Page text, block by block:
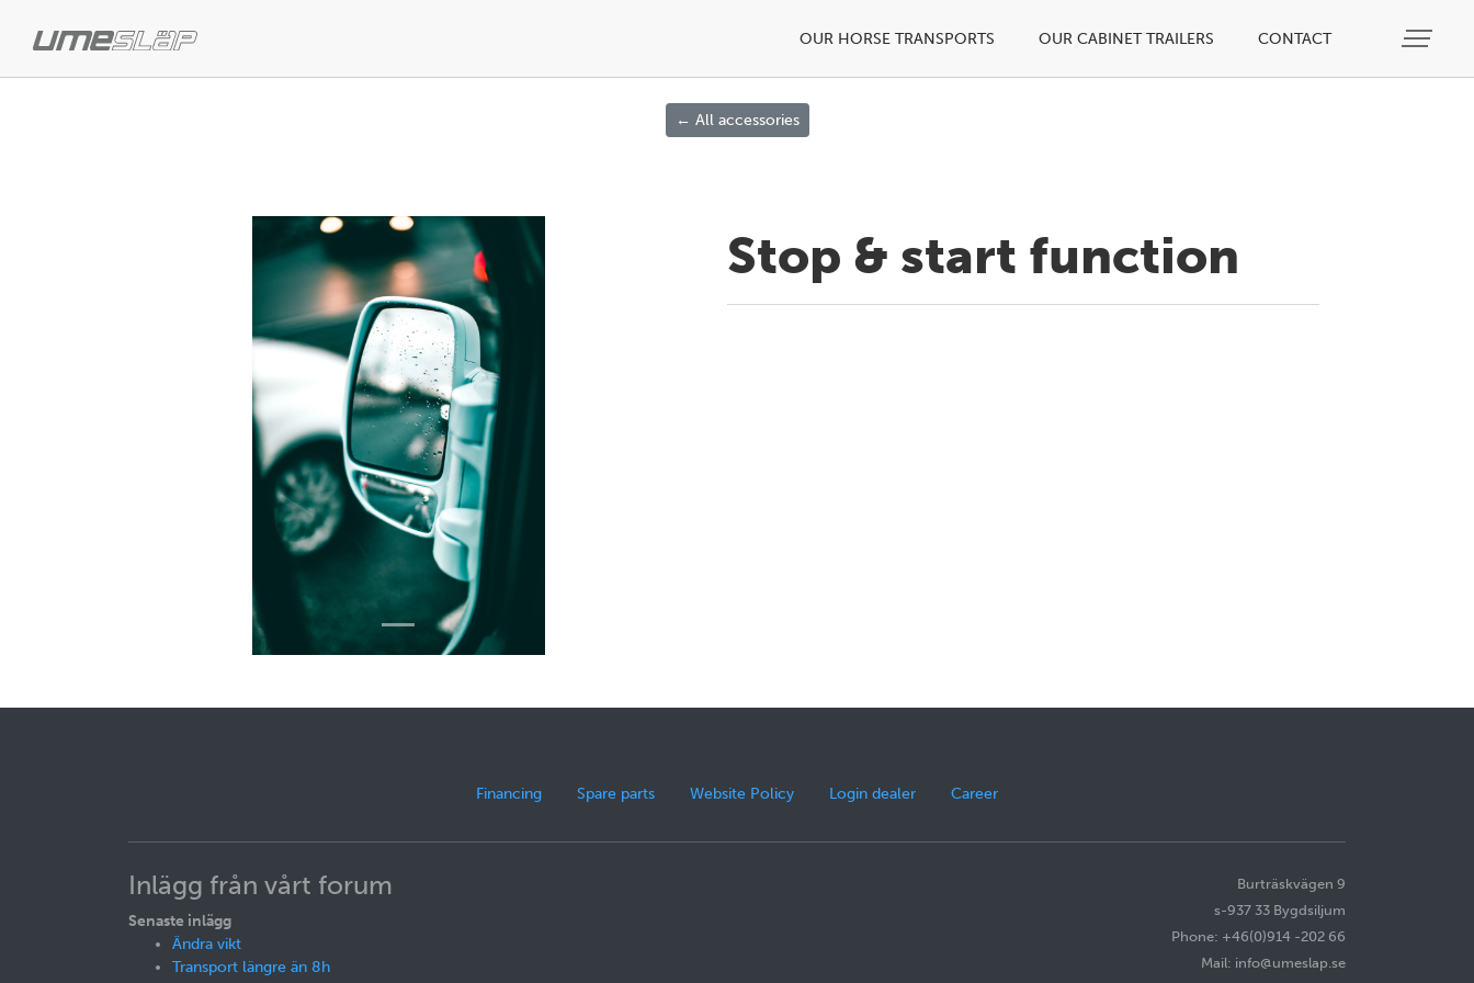
OUR HORSE TRANSPORTS OUR CABINET TRAILERS CONTACT
← All accessories
Stop & start function
Financing Spare parts Website Policy Login dealer Career
Inlägg från vårt forum
Senaste inlägg
Ändra vikt
Transport längre än 8h
Burträskvägen 9
s-937 33 Bygdsiljum
Phone: +46(0)914 -202 66
Mail: info@umeslap.se